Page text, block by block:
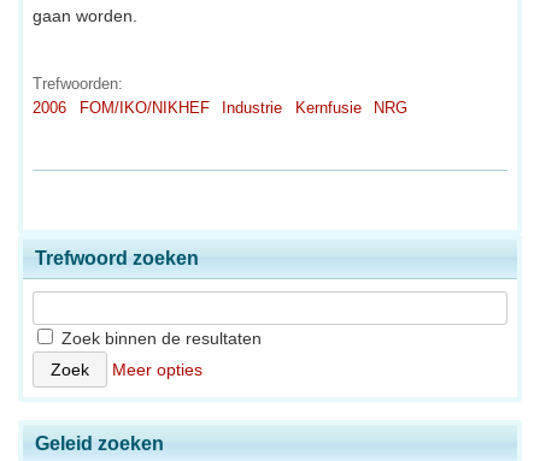
gaan worden.
Trefwoorden:
2006
FOM/IKO/NIKHEF Industrie Kernfusie NRG
Trefwoord zoeken
Zoek binnen de resultaten
Meer opties
Geleid zoeken